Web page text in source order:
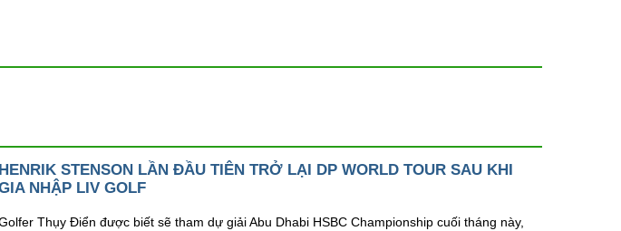
HENRIK STENSON LẦN ĐẦU TIÊN TRỞ LẠI DP WORLD TOUR SAU KHI
NHẬP LIV GOLF
Thụy Điển được biết sẽ tham dự giải Abu Dhabi HSBC Championship cuối tháng này,